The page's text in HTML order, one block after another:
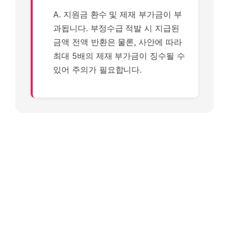
A. 지원금 환수 및 제재 부가금이 부
과됩니다. 부정수급 적발 시 지급된
금액 전액 반환은 물론, 사안에 따라
최대 5배의 제재 부가금이 징수될 수
있어 주의가 필요합니다.